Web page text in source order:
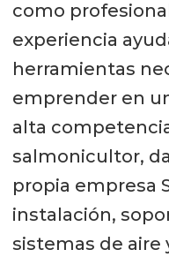
como
experiencia
herramientas
emprender en
alta
salmonicultor,
propia empresa
instalación,
sistemas de aire